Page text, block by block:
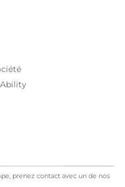
prenez contact avec un de nos